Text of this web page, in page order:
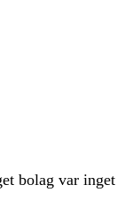
bolag var